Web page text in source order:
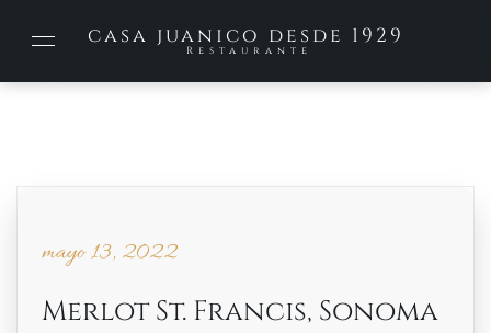
casa juanico desde 1929
Restaurante
mayo 13, 2022
Merlot St. Francis, Sonoma